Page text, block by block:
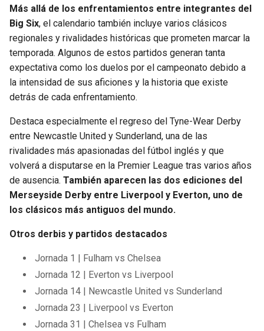
Más allá de los enfrentamientos entre integrantes del
Big Six, el calendario también incluye varios clásicos
regionales y rivalidades históricas que prometen marcar la
temporada. Algunos de estos partidos generan tanta
expectativa como los duelos por el campeonato debido a
la intensidad de sus aficiones y la historia que existe
detrás de cada enfrentamiento.
Destaca especialmente el regreso del Tyne-Wear Derby
entre Newcastle United y Sunderland, una de las
rivalidades más apasionadas del fútbol inglés y que
volverá a disputarse en la Premier League tras varios años
de ausencia. También aparecen las dos ediciones del
Merseyside Derby entre Liverpool y Everton, uno de
los clásicos más antiguos del mundo.
Otros derbis y partidos destacados
Jornada 1 | Fulham vs Chelsea
Jornada 12 | Everton vs Liverpool
Jornada 14 | Newcastle United vs Sunderland
Jornada 23 | Liverpool vs Everton
Jornada 31 | Chelsea vs Fulham